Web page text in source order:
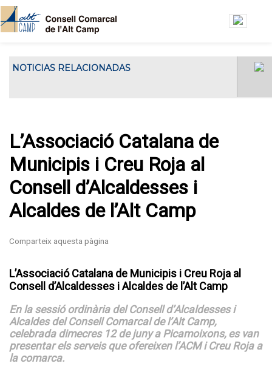
NOTICIAS RELACIONADAS
Servei de transport escolar
tarifat curs 2026-2027
A partir del dia 27 de juliol s'obrirà el...
L’Associació Catalana de
Municipis i Creu Roja al
Consell d’Alcaldesses i
Alcaldes de l’Alt Camp
L’Associació Catalana de Municipis i Creu Roja al
Consell d’Alcaldesses i Alcaldes de l’Alt Camp
En la sessió ordinària del Consell d’Alcaldesses i
Alcaldes del Consell Comarcal de l’Alt Camp,
celebrada dimecres 12 de juny a Picamoixons, es van
presentar els serveis que ofereixen l’ACM i Creu Roja a
la comarca.